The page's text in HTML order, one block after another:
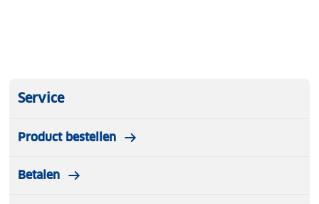
Service
Product bestellen
Betalen